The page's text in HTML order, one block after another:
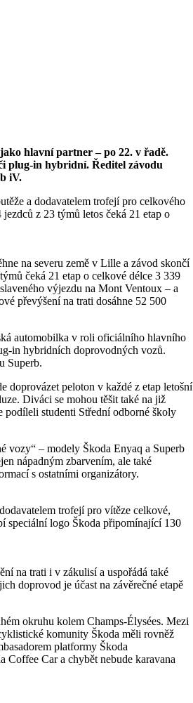
plug-in hybridní. Ředitel závodu
iV.
a dodavatelem trofejí pro celkového
z 23 týmů letos čeká 21 etap o
na severu země v Lille a závod skončí
čeká 21 etap o celkové délce 3 339
výjezdu na Mont Ventoux – a
převýšení na trati dosáhne 52 500
automobilka v roli oficiálního hlavního
in hybridních doprovodných vozů.
Superb.
doprovázet peloton v každé z etap letošní
Diváci se mohou těšit také na již
studenti Střední odborné školy
vozy“ – modely Škoda Enyaq a Superb
nápadným zbarvením, ale také
s ostatními organizátory.
trofejí pro vítěze celkové,
speciální logo Škoda připomínající 130
na trati i v zákulisí a uspořádá také
doprovod je účast na závěrečné etapě
okruhu kolem Champs-Élysées. Mezi
komunity Škoda měli rovněž
platformy Škoda
Car a chybět nebude karavana